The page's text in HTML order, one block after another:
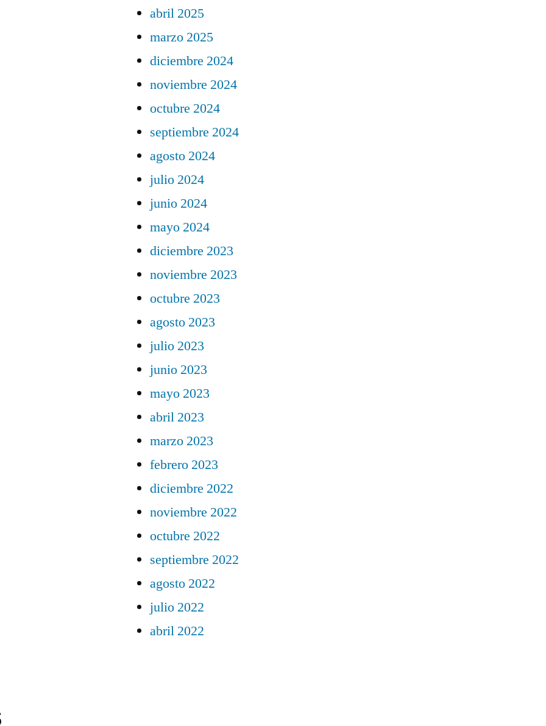
abril 2025
marzo 2025
diciembre 2024
noviembre 2024
octubre 2024
septiembre 2024
agosto 2024
julio 2024
junio 2024
mayo 2024
diciembre 2023
noviembre 2023
octubre 2023
agosto 2023
julio 2023
junio 2023
mayo 2023
abril 2023
marzo 2023
febrero 2023
diciembre 2022
noviembre 2022
octubre 2022
septiembre 2022
agosto 2022
julio 2022
abril 2022